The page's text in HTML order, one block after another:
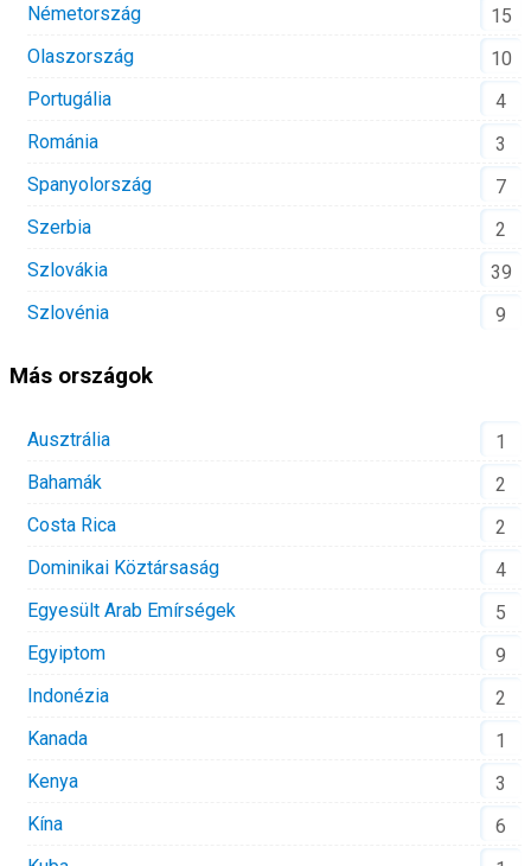
Németország
15
Olaszország
10
Portugália
4
Románia
3
Spanyolország
7
Szerbia
2
Szlovákia
39
Szlovénia
9
Más országok
Ausztrália
1
Bahamák
2
Costa Rica
2
Dominikai Köztársaság
4
Egyesült Arab Emírségek
5
Egyiptom
9
Indonézia
2
Kanada
1
Kenya
3
Kína
6